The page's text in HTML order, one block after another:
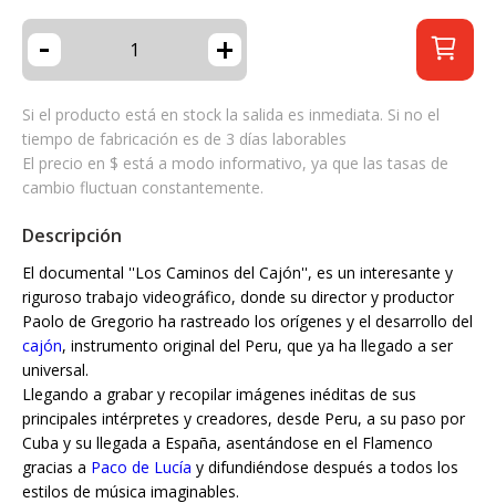
- +
Si el producto está en stock la salida es inmediata. Si no el
tiempo de fabricación es de 3 días laborables
El precio en $ está a modo informativo, ya que las tasas de
cambio fluctuan constantemente.
Descripción
El documental ''Los Caminos del Cajón'', es un interesante y
riguroso trabajo videográfico, donde su director y productor
Paolo de Gregorio ha rastreado los orígenes y el desarrollo del
cajón, instrumento original del Peru, que ya ha llegado a ser
universal.
Llegando a grabar y recopilar imágenes inéditas de sus
principales intérpretes y creadores, desde Peru, a su paso por
Cuba y su llegada a España, asentándose en el Flamenco
gracias a Paco de Lucía y difundiéndose después a todos los
estilos de música imaginables.